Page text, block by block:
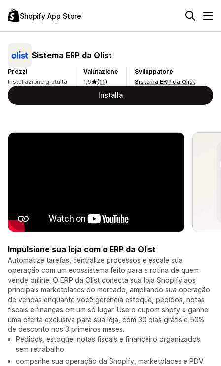
Shopify App Store
Sistema ERP da Olist
Prezzi
Installazione gratuita
Valutazione
1,6
(11)
Sviluppatore
Sistema ERP da Olist
Installa
Impulsione sua loja com o ERP da Olist
Automatize tarefas, centralize processos e escale sua
operação com um ecossistema feito para a rotina de quem
vende online. O ERP da Olist conecta sua loja Shopify aos
principais marketplaces do mercado, ampliando sua operação
de vendas enquanto você gerencia estoque, pedidos, notas
fiscais e finanças em um só lugar. Use o cupom shpfy e ganhe
uma oferta exclusiva para sua loja, com 30 dias grátis e 50%
de desconto nos 3 primeiros meses.
Pedidos, estoque, notas fiscais e financeiro organizados
sem retrabalho
companhe sua operação da Shopify, marketplaces e PDV